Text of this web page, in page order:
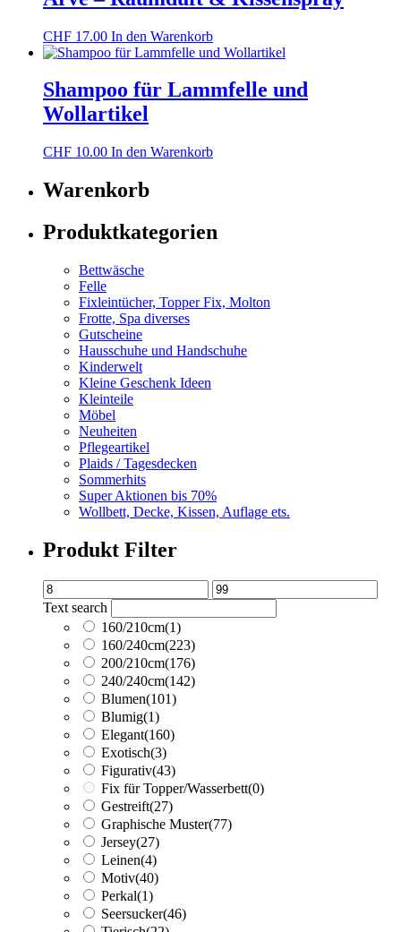
CHF 17.00 In den Warenkorb
Shampoo für Lammfelle und
Wollartikel
CHF 10.00 In den Warenkorb
Warenkorb
Produktkategorien
Bettwäsche
Felle
Fixleintücher, Topper Fix, Molton
Frotte, Spa diverses
Gutscheine
Hausschuhe und Handschuhe
Kinderwelt
Kleine Geschenk Ideen
Kleinteile
Möbel
Neuheiten
Pflegeartikel
Plaids / Tagesdecken
Sommerhits
Super Aktionen bis 70%
Wollbett, Decke, Kissen, Auflage ets.
Produkt Filter
Text search
160/210cm(1)
160/240cm(223)
200/210cm(176)
240/240cm(142)
Blumen(101)
Blumig(1)
Elegant(160)
Exotisch(3)
Figurativ(43)
Fix für Topper/Wasserbett(0)
Gestreift(27)
Graphische Muster(77)
Jersey(27)
Leinen(4)
Motiv(40)
Perkal(1)
Seersucker(46)